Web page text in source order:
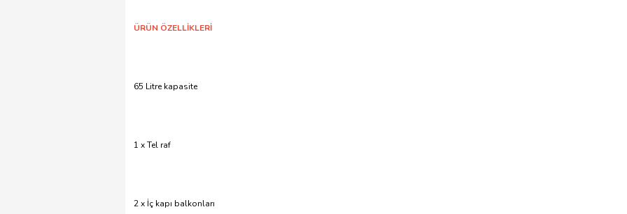
ÜRÜN ÖZELLİKLERİ
65 Litre kapasite
1 x Tel raf
2 x İç kapı balkonları